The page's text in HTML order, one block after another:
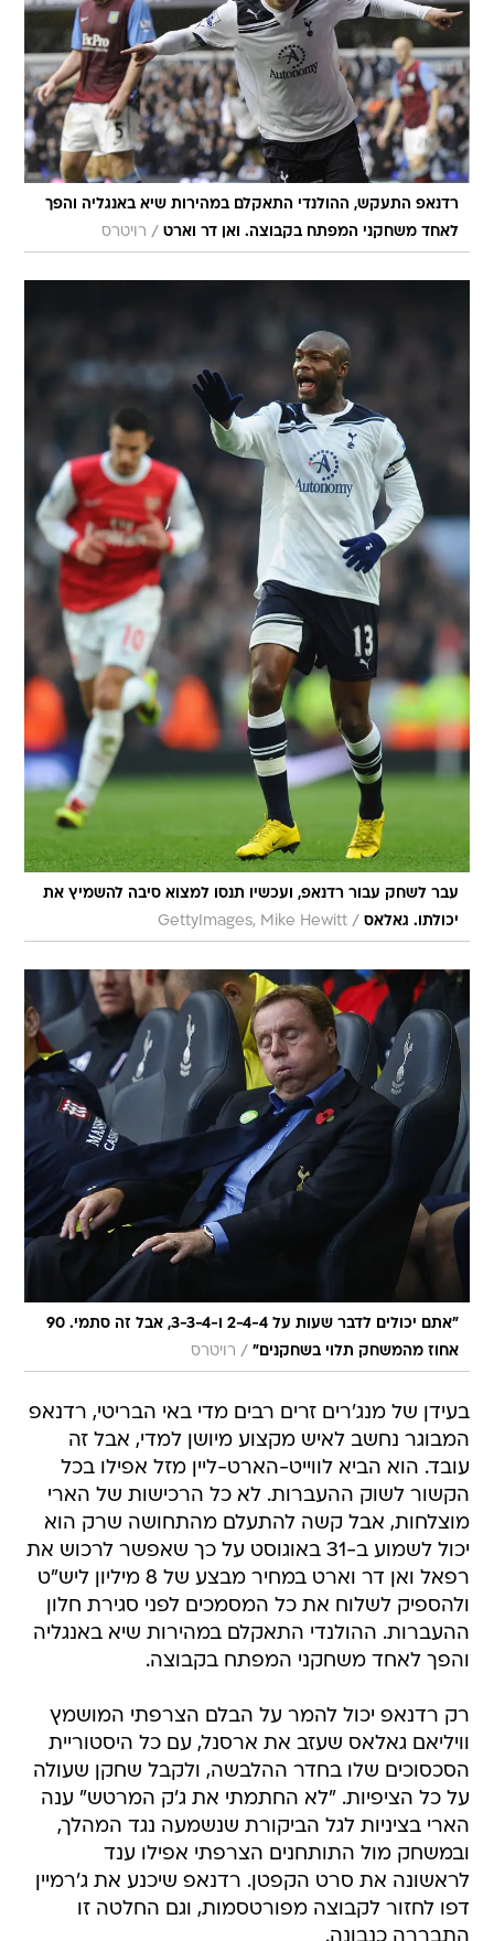
רדנאפ התעקש, ההולנדי התאקלם במהירות שיא באנגליה והפך
לאחד משחקני המפתח בקבוצה. ואן דר וארט / רויטרס
עבר לשחק עבור רדנאפ, ועכשיו תנסו למצוא סיבה להשמיץ את
יכולתו. גאלאס /
GettyImages, Mike Hewitt
"אתם יכולים לדבר שעות על 2-4-4 ו-3-3-4, אבל זה סתמי. 90
אחוז מהמשחק תלוי בשחקנים" / רויטרס
בעידן של מנג'רים זרים רבים מדי באי הבריטי, רדנאפ
המבוגר נחשב לאיש מקצוע מיושן למדי, אבל זה
עובד. הוא הביא לווייט-הארט-ליין מזל אפילו בכל
הקשור לשוק ההעברות. לא כל הרכישות של הארי
מוצלחות, אבל קשה להתעלם מהתחושה שרק הוא
יכול לשמוע ב-31 באוגוסט על כך שאפשר לרכוש את
רפאל ואן דר וארט במחיר מבצע של 8 מיליון ליש"ט
ולהספיק לשלוח את כל המסמכים לפני סגירת חלון
ההעברות. ההולנדי התאקלם במהירות שיא באנגליה
והפך לאחד משחקני המפתח בקבוצה.
רק רדנאפ יכול להמר על הבלם הצרפתי המושמץ
וויליאם גאלאס שעזב את ארסנל, עם כל היסטוריית
הסכסוכים שלו בחדר ההלבשה, ולקבל שחקן שעולה
על כל הציפיות. "לא החתמתי את ג'ק המרטש" ענה
הארי בציניות לגל הביקורת שנשמעה נגד המהלך,
ובמשחק מול התותחנים הצרפתי אפילו ענד
לראשונה את סרט הקפטן. רדנאפ שיכנע את ג'רמיין
דפו לחזור לקבוצה מפורטסמות, וגם החלטה זו